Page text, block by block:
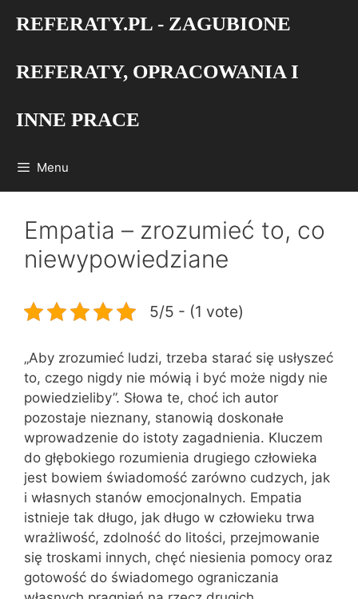
REFERATY.PL - ZAGUBIONE
REFERATY, OPRACOWANIA I
INNE PRACE
Menu
Empatia – zrozumieć to, co
niewypowiedziane
5/5 - (1 vote)
„Aby zrozumieć ludzi, trzeba starać się usłyszeć
to, czego nigdy nie mówią i być może nigdy nie
powiedzieliby”. Słowa te, choć ich autor
pozostaje nieznany, stanowią doskonałe
wprowadzenie do istoty zagadnienia. Kluczem
do głębokiego rozumienia drugiego człowieka
jest bowiem świadomość zarówno cudzych, jak
i własnych stanów emocjonalnych. Empatia
istnieje tak długo, jak długo w człowieku trwa
wrażliwość, zdolność do litości, przejmowanie
się troskami innych, chęć niesienia pomocy oraz
gotowość do świadomego ograniczania